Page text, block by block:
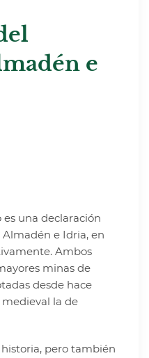
e
una declaración
e Idria, en
Ambos
minas de
desde hace
medieval la de
pero también